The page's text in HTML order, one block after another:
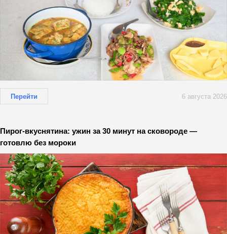
Перейти 6 августа 2026
Пирог-вкуснятина: ужин за 30 минут на сковороде —
готовлю без мороки